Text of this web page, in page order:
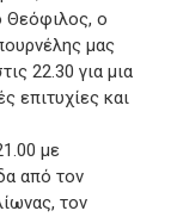
Θεόφιλος, ο
μας
22.30 για μια
επιτυχίες και
με
από τον
τον